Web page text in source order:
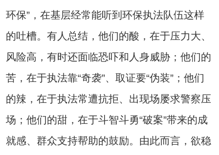
环保”，在基层经常能听到环保执法队伍这样
的吐槽。有人总结，他们的酸，在于压力大、
风险高，有时还面临恐吓和人身威胁；他们的
苦，在于执法靠“奇袭”、取证要“伪装”；他们
的辣，在于执法常遭抗拒、出现场屡求警察压
场；他们的甜，在于斗智斗勇“破案”带来的成
就感、群众支持帮助的鼓励。由此而言，欲稳